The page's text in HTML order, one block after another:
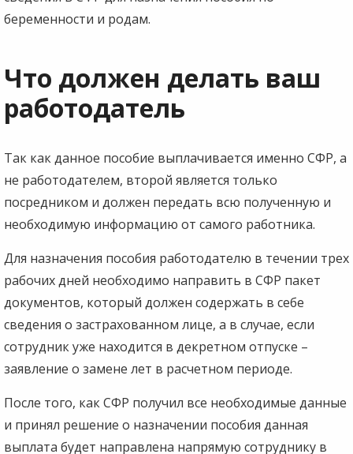
беременности и родам.
Что должен делать ваш
работодатель
Так как данное пособие выплачивается именно СФР, а
не работодателем, второй является только
посредником и должен передать всю полученную и
необходимую информацию от самого работника.
Для назначения пособия работодателю в течении трех
рабочих дней необходимо направить в СФР пакет
документов, который должен содержать в себе
сведения о застрахованном лице, а в случае, если
сотрудник уже находится в декретном отпуске –
заявление о замене лет в расчетном периоде.
После того, как СФР получил все необходимые данные
и принял решение о назначении пособия данная
выплата будет направлена напрямую сотруднику в